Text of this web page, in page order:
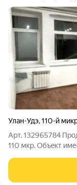
Улан-Удэ,110-й
Арт. 132965784
110 мкр. Объeкт
зоны:
спальную зoну.